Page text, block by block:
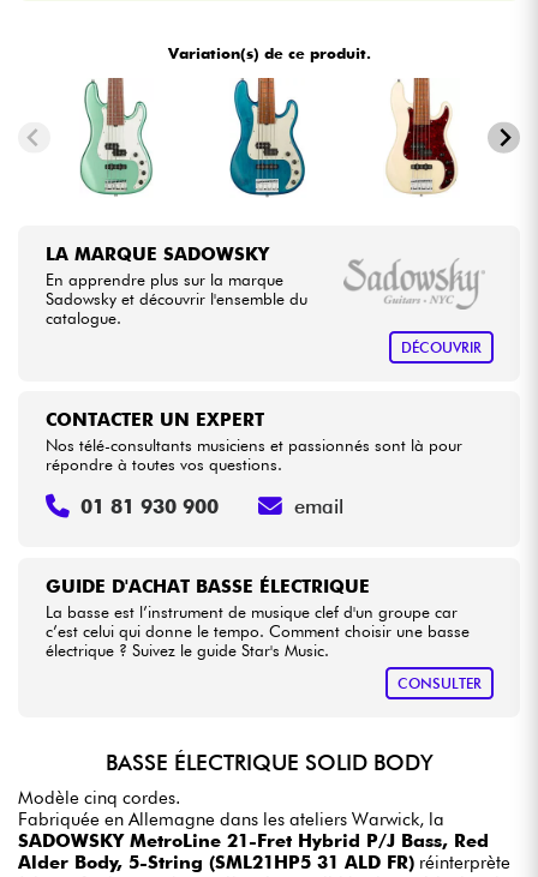
Variation(s) de ce produit.
LA MARQUE SADOWSKY
En apprendre plus sur la marque
Sadowsky et découvrir l'ensemble du
catalogue.
DÉCOUVRIR
GUIDE D'ACHAT BASSE ÉLECTRIQUE
La basse est l’instrument de musique clef d'un groupe car
c’est celui qui donne le tempo. Comment choisir une basse
électrique ? Suivez le guide Star's Music.
CONSULTER
CONTACTER UN EXPERT
Nos télé-consultants musiciens et passionnés sont là pour
répondre à toutes vos questions.
01 81 930 900 email
BASSE ÉLECTRIQUE SOLID BODY
Modèle cinq cordes.
Fabriquée en Allemagne dans les ateliers Warwick, la
SADOWSKY MetroLine 21-Fret Hybrid P/J Bass, Red
Alder Body, 5-String (SML21HP5 31 ALD FR) réinterprète